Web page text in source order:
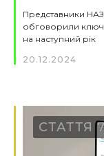
Представники
обговорили
на наступний рік
20.12.2024
СТАТТЯ